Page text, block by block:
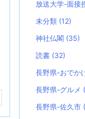
放送大学-面接
未分類 (12)
神社仏閣 (35)
読書 (32)
長野県-おでか
長野県-グルメ
長野県-佐久市